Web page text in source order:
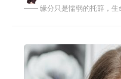
—— 缘分只是懦弱的托辞，生